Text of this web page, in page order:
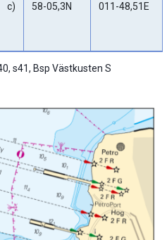
c) 58-05,3N 011-48,51E
s41, Bsp Västkusten S